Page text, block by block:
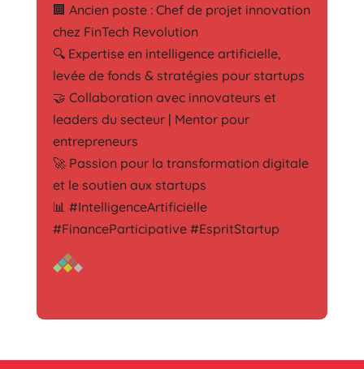
🏢 Ancien poste : Chef de projet innovation
chez FinTech Revolution
🔍 Expertise en intelligence artificielle,
levée de fonds & stratégies pour startups
🤝 Collaboration avec innovateurs et
leaders du secteur | Mentor pour
entrepreneurs
🚀 Passion pour la transformation digitale
et le soutien aux startups
📊 #IntelligenceArtificielle
#FinanceParticipative #EspritStartup